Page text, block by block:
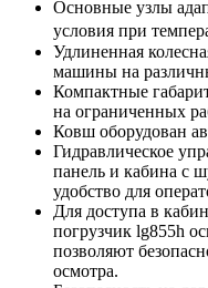
Основные узлы
условия при
Удлиненная
машины на
Компактные
на ограниченных
Ковш оборудован
Гидравлическое
панель и кабина с
удобство для
Для доступа в
погрузчик lg855h
позволяют
осмотра.